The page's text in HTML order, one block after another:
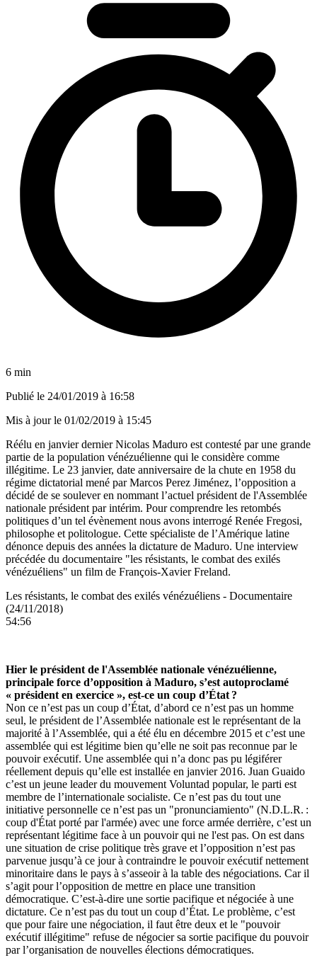
6 min
Publié le 24/01/2019 à 16:58
Mis à jour le 01/02/2019 à 15:45
Réélu en janvier dernier Nicolas Maduro est contesté par une grande
partie de la population vénézuélienne qui le considère comme
illégitime. Le 23 janvier, date anniversaire de la chute en 1958 du
régime dictatorial mené par Marcos Perez Jiménez, l’opposition a
décidé de se soulever en nommant l’actuel président de l'Assemblée
nationale président par intérim. Pour comprendre les retombés
politiques d’un tel évènement nous avons interrogé Renée Fregosi,
philosophe et politologue. Cette spécialiste de l’Amérique latine
dénonce depuis des années la dictature de Maduro. Une interview
précédée du documentaire "les résistants, le combat des exilés
vénézuéliens" un film de François-Xavier Freland.
Les résistants, le combat des exilés vénézuéliens - Documentaire
(24/11/2018)
54:56
Hier le président de l'Assemblée nationale vénézuélienne,
principale force d’opposition à Maduro, s’est autoproclamé
« président en exercice », est-ce un coup d’État ?
Non ce n’est pas un coup d’État, d’abord ce n’est pas un homme
seul, le président de l’Assemblée nationale est le représentant de la
majorité à l’Assemblée, qui a été élu en décembre 2015 et c’est une
assemblée qui est légitime bien qu’elle ne soit pas reconnue par le
pouvoir exécutif. Une assemblée qui n’a donc pas pu légiférer
réellement depuis qu’elle est installée en janvier 2016. Juan Guaido
c’est un jeune leader du mouvement Voluntad popular, le parti est
membre de l’internationale socialiste. Ce n’est pas du tout une
initiative personnelle ce n’est pas un "pronunciamiento" (N.D.L.R. :
coup d'État porté par l'armée) avec une force armée derrière, c’est un
représentant légitime face à un pouvoir qui ne l'est pas. On est dans
une situation de crise politique très grave et l’opposition n’est pas
parvenue jusqu’à ce jour à contraindre le pouvoir exécutif nettement
minoritaire dans le pays à s’asseoir à la table des négociations. Car il
s’agit pour l’opposition de mettre en place une transition
démocratique. C’est-à-dire une sortie pacifique et négociée à une
dictature. Ce n’est pas du tout un coup d’État. Le problème, c’est
que pour faire une négociation, il faut être deux et le "pouvoir
exécutif illégitime" refuse de négocier sa sortie pacifique du pouvoir
par l’organisation de nouvelles élections démocratiques.